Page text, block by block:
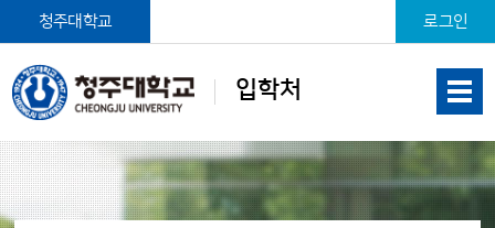
입학처
청주대학교 로그인